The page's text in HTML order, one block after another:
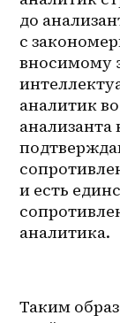
до
с
вносимому
аналитик
и есть
аналитика.
Таким